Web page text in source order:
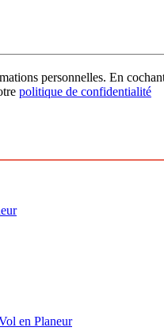
personnelles. En
politique de confidentialité
en Planeur